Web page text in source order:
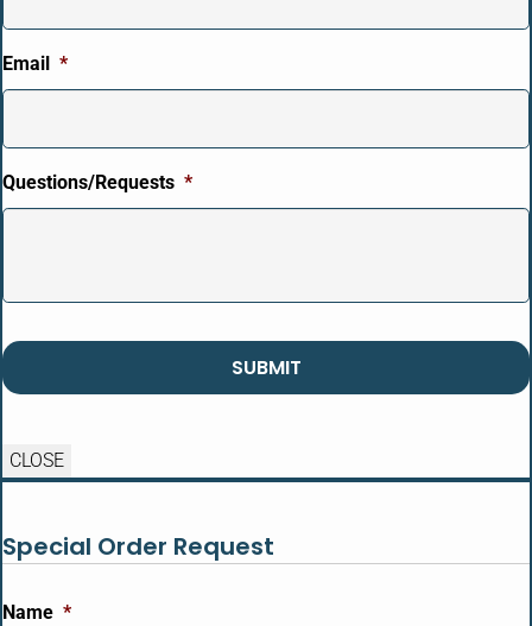
Email *
Questions/Requests *
CLOSE
Special Order Request
Name *